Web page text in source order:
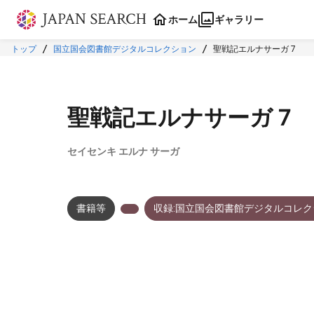
本文に飛ぶ
ホーム ギャラリー
トップ 国立国会図書館デジタルコレクション 聖戦記エルナサーガ 7
聖戦記エルナサーガ 7
セイセンキ エルナ サーガ
書籍等 収録:国立国会図書館デジタルコレ